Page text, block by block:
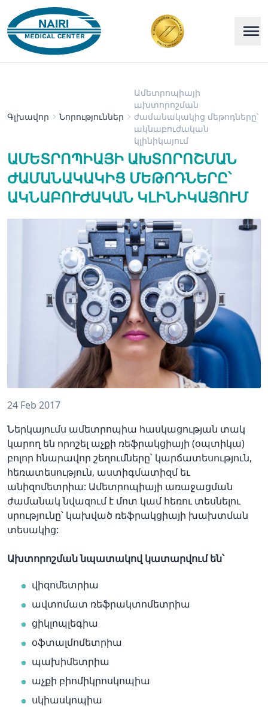
Գլխավոր Նորություններ
Ամետրոպիայի
ախտորոշման
ժամանակակից մեթոդները՝
ակնաբուժական
կլինիկայում
ԱՄԵՏՐՈՊԻԱՅԻ ԱԽՏՈՐՈՇՄԱՆ
ԺԱՄԱՆԱԿԱԿԻՑ ՄԵԹՈԴՆԵՐԸ՝
ԱԿՆԱԲՈՒԺԱԿԱՆ ԿԼԻՆԻԿԱՅՈՒՄ
24 Feb 2017
Ներկայումս ամետրոպիա հասկացության տակ
կարող են որոշել աչքի ռեֆրակցիայի (օպտիկա)
բոլոր հնարավոր շեղումները՝ կարճատեսություն,
հեռատեսություն, աստիգմատիզմ եւ
անիզոմետրիա: Ամետրոպիայի առաջացման
ժամանակ նվազում է մոտ կամ հեռու տեսնելու
սրությունը՝ կախված ռեֆրակցիայի խախտման
տեսակից:
Ախտորոշման նպատակով կատարվում են՝
վիզոմետրիա
ավտոմատ ռեֆրակտոմետրիա
ցիկլոպլեգիա
օֆտալմոմետրիա
պախիմետրիա
աչքի բիոմիկրոսկոպիա
սկիասկոպիա